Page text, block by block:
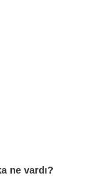
ne vardı?